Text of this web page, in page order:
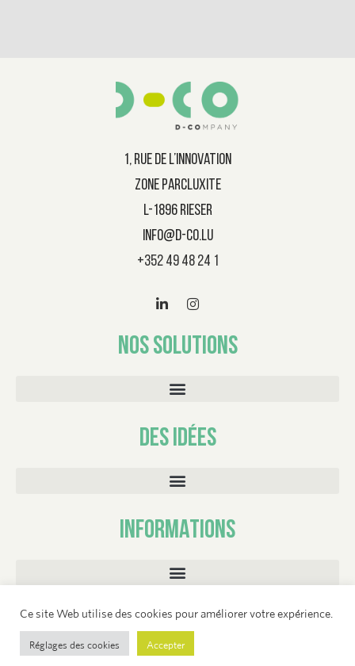
1, rue de l’innovation
Zone ParcLuxite
L-1896 Rieser
info@d-co.lu
+352 49 48 24 1
NOS SOLUTIONS
DES IDÉES
INFORMATIONS
Cookies & Politique de Confidentialité
Ce site Web utilise des cookies pour améliorer votre expérience.
Réglages des cookies Accepter